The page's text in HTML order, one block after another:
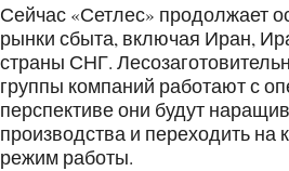
Сейчас «Сетлес» продолжает
рынки сбыта, включая Иран,
страны СНГ.
группы компаний работают с
перспективе они будут
производства и переходить на
режим работы.